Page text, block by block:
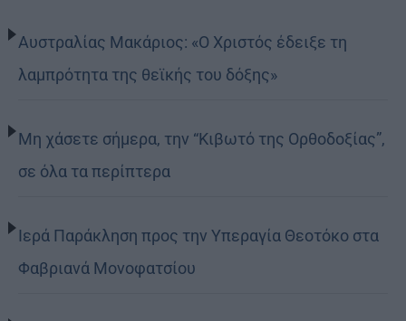
Αυστραλίας Μακάριος: «Ο Χριστός έδειξε τη
λαμπρότητα της θεϊκής του δόξης»
Μη χάσετε σήμερα, την “Κιβωτό της Ορθοδοξίας”,
σε όλα τα περίπτερα
Ιερά Παράκληση προς την Υπεραγία Θεοτόκο στα
Φαβριανά Μονοφατσίου